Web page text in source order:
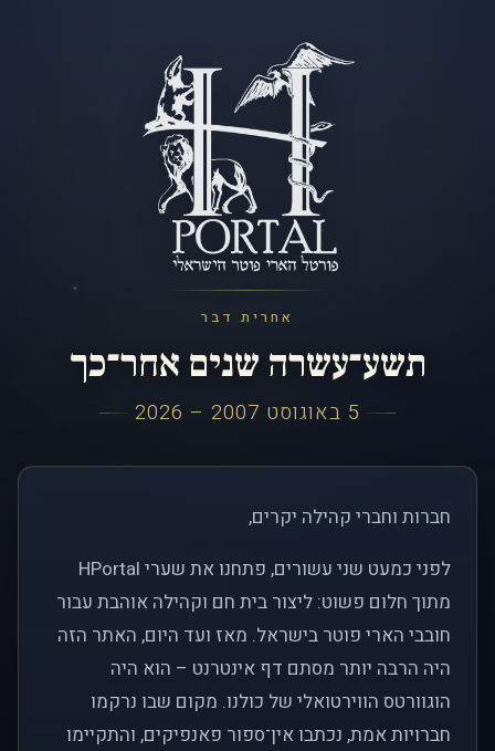
אחרית דבר
תשע־עשרה שנים אחר־כך
5 באוגוסט 2007 – 2026
חברות וחברי קהילה יקרים,
לפני כמעט שני עשורים, פתחנו את שערי HPortal
מתוך חלום פשוט: ליצור בית חם וקהילה אוהבת עבור
חובבי הארי פוטר בישראל. מאז ועד היום, האתר הזה
היה הרבה יותר מסתם דף אינטרנט – הוא היה
הוגוורטס הווירטואלי של כולנו. מקום שבו נרקמו
חברויות אמת, נכתבו אין־ספור פאנפיקים, והתקיימו